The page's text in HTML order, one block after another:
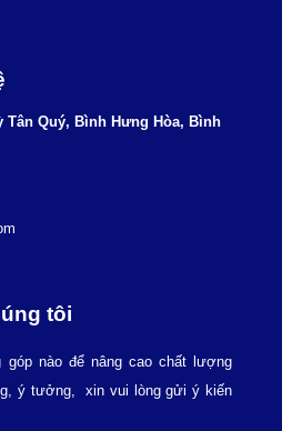
Tân Quý, Bình Hưng Hòa, Bình
tôi
góp nào để nâng cao chất lượng
ý tưởng, xin vui lòng gửi ý kiến